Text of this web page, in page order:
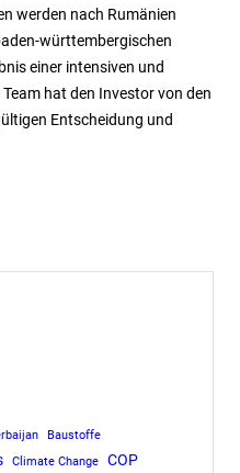
werden nach Rumänien
württembergischen
einer intensiven und
hat den Investor von den
Entscheidung und
Baustoffe
Climate Change COP